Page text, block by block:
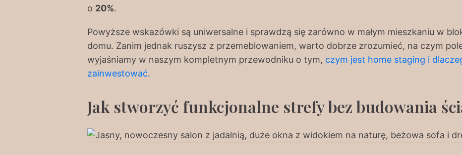
o 20%.
Powyższe wskazówki są uniwersalne i sprawdzą się zarówno w małym mieszkaniu w
domu. Zanim jednak ruszysz z przemeblowaniem, warto dobrze zrozumieć, na czym
wyjaśniamy w naszym kompletnym przewodniku o tym, czym jest home staging i
zainwestować.
Jak stworzyć funkcjonalne strefy bez budowania